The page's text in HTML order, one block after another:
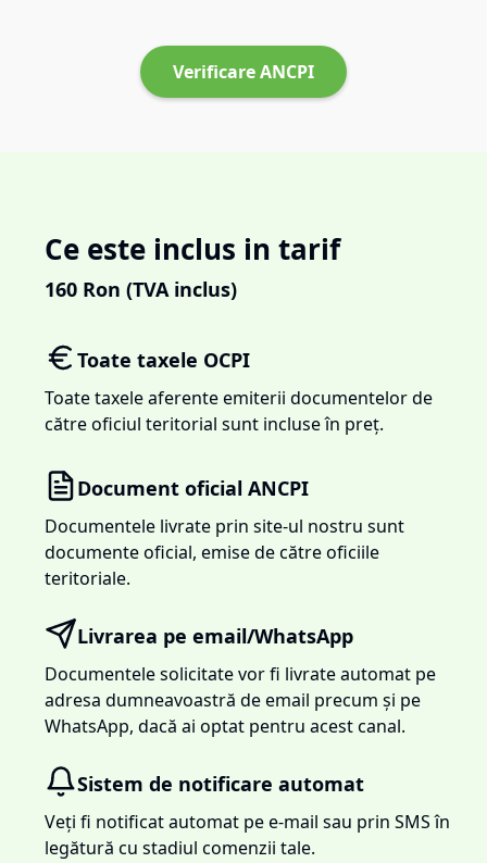
Verificare ANCPI
Ce este inclus in tarif
160 Ron (TVA inclus)
Toate taxele OCPI
Toate taxele aferente emiterii documentelor de
către oficiul teritorial sunt incluse în preț.
Document oficial ANCPI
Documentele livrate prin site-ul nostru sunt
documente oficial, emise de către oficiile
teritoriale.
Livrarea pe email/WhatsApp
Documentele solicitate vor fi livrate automat pe
adresa dumneavoastră de email precum și pe
WhatsApp, dacă ai optat pentru acest canal.
Sistem de notificare automat
Veți fi notificat automat pe e-mail sau prin SMS în
legătură cu stadiul comenzii tale.